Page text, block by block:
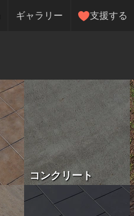
ギャラリー 支援する
コンクリート